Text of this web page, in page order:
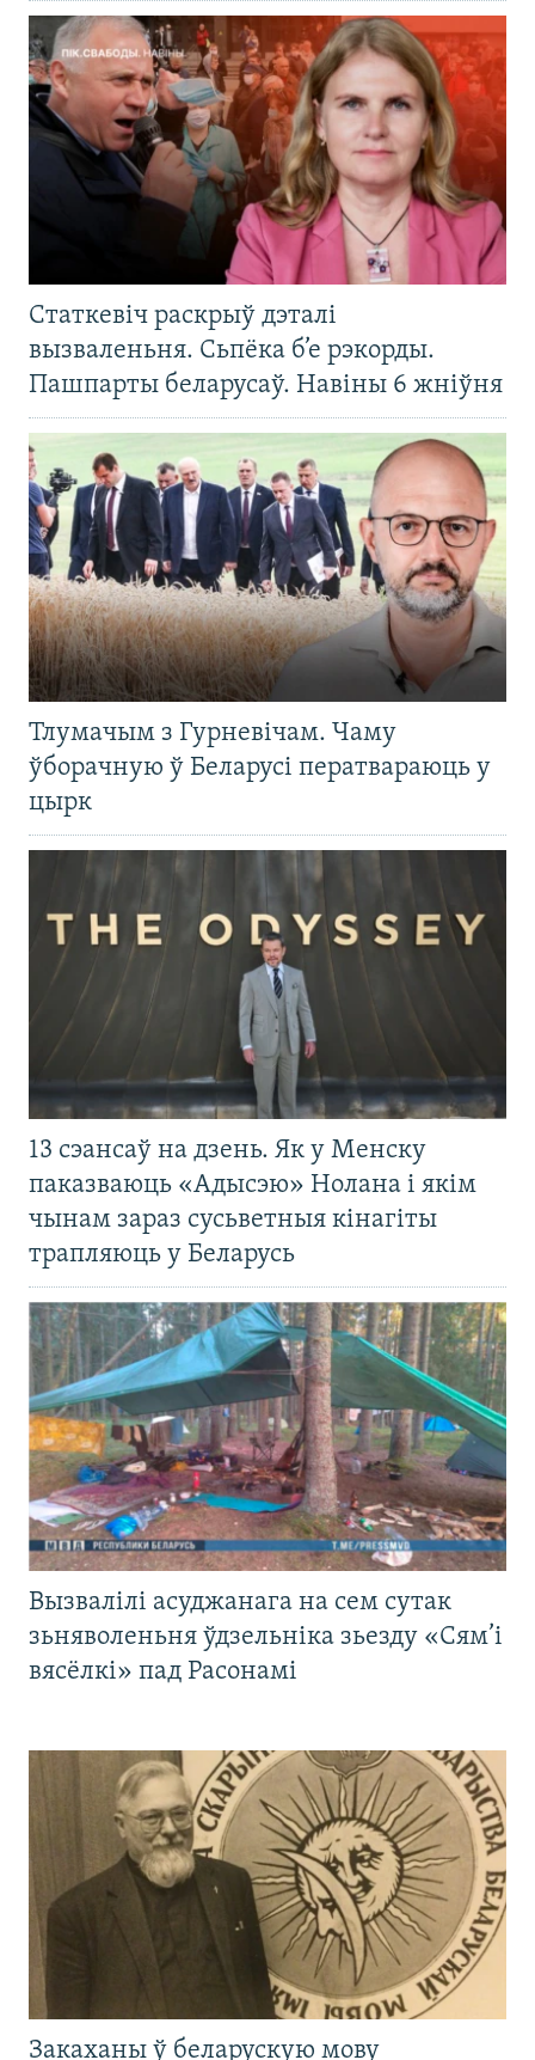
Статкевіч раскрыў дэталі
вызваленьня. Сьпёка б’е рэкорды.
Пашпарты беларусаў. Навіны 6 жніўня
Тлумачым з Гурневічам. Чаму
ўборачную ў Беларусі ператвараюць у
цырк
13 сэансаў на дзень. Як у Менску
паказваюць «Адысэю» Нолана і якім
чынам зараз сусьветныя кінагіты
трапляюць у Беларусь
Вызвалілі асуджанага на сем сутак
зьняволеньня ўдзельніка зьезду «Сям’і
вясёлкі» пад Расонамі
Закаханы ў беларускую мову